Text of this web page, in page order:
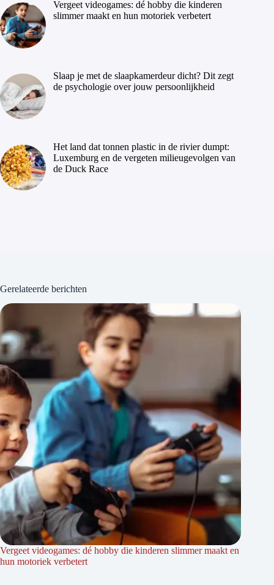
Vergeet videogames: dé hobby die kinderen
slimmer maakt en hun motoriek verbetert
Slaap je met de slaapkamerdeur dicht? Dit zegt
de psychologie over jouw persoonlijkheid
Het land dat tonnen plastic in de rivier dumpt:
Luxemburg en de vergeten milieugevolgen van
de Duck Race
Gerelateerde berichten
Vergeet videogames: dé hobby die kinderen slimmer maakt en
hun motoriek verbetert